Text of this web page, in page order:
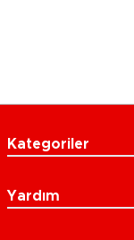
Kategoriler
Yardım